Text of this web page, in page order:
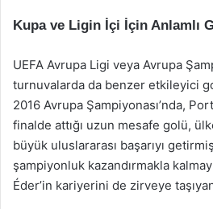
Kupa ve Ligin İçi İçin Anlamlı
UEFA Avrupa Ligi veya Avrupa
turnuvalarda da benzer etkileyici
2016 Avrupa Şampiyonası’nda,
finalde attığı uzun mesafe golü,
büyük uluslararası başarıyı
şampiyonluk kazandırmakla
Éder’in kariyerini de zirveye